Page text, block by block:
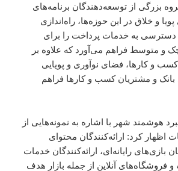
بزرگی از توسعه‌دهندگان برنامه‌های
و خلاق در این حوزه‌ها، راه‌اندازی
دسترسی به خدمات پرداخت را برای
و متوسط فراهم می‌آورد که علاوه بر
و کارها، فضای نوآوری و پویایی
بانک و مشتریان کسب و کارها فراهم
هوشمند شهر با اشاره به نمونه‌هایی از
اظهار کرد: ارائه‌کنندگان محتوای
بازی‌های رایانه‌ای، ارائه‌کنندگان خدمات
فروشگاه‌های آنلاین از جمله بازار هدف